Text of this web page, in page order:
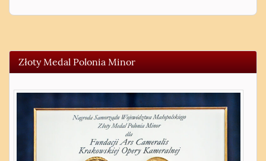
Złoty Medal Polonia Minor